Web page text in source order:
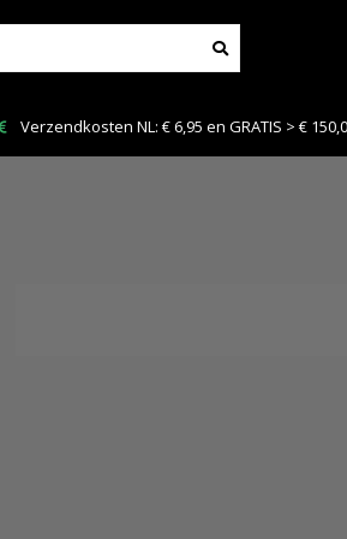
Verzendkosten NL: € 6,95 en GRATIS > € 150,00!